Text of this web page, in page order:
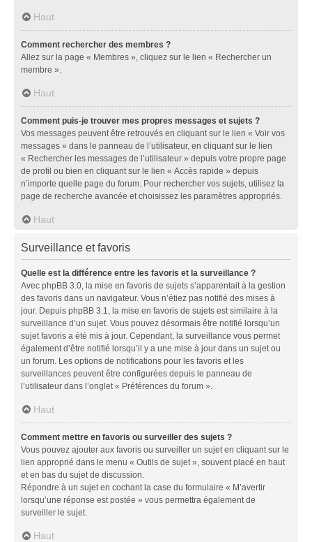
Haut
Comment rechercher des membres ?
Allez sur la page « Membres », cliquez sur le lien « Rechercher un
membre ».
Haut
Comment puis-je trouver mes propres messages et sujets ?
Vos messages peuvent être retrouvés en cliquant sur le lien « Voir vos
messages » dans le panneau de l’utilisateur, en cliquant sur le lien
« Rechercher les messages de l’utilisateur » depuis votre propre page
de profil ou bien en cliquant sur le lien « Accès rapide » depuis
n’importe quelle page du forum. Pour rechercher vos sujets, utilisez la
page de recherche avancée et choisissez les paramètres appropriés.
Haut
Surveillance et favoris
Quelle est la différence entre les favoris et la surveillance ?
Avec phpBB 3.0, la mise en favoris de sujets s’apparentait à la gestion
des favoris dans un navigateur. Vous n’étiez pas notifié des mises à
jour. Depuis phpBB 3.1, la mise en favoris de sujets est similaire à la
surveillance d’un sujet. Vous pouvez désormais être notifié lorsqu’un
sujet favoris a été mis à jour. Cependant, la surveillance vous permet
également d’être notifié lorsqu’il y a une mise à jour dans un sujet ou
un forum. Les options de notifications pour les favoris et les
surveillances peuvent être configurées depuis le panneau de
l’utilisateur dans l’onglet « Préférences du forum ».
Haut
Comment mettre en favoris ou surveiller des sujets ?
Vous pouvez ajouter aux favoris ou surveiller un sujet en cliquant sur le
lien approprié dans le menu « Outils de sujet », souvent placé en haut
et en bas du sujet de discussion.
Répondre à un sujet en cochant la case du formulaire « M’avertir
lorsqu’une réponse est postée » vous permettra également de
surveiller le sujet.
Haut